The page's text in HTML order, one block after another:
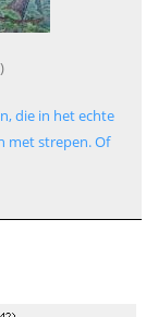
die in het echte
met strepen. Of